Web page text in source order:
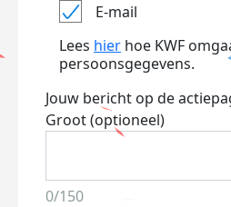
E-mail
Lees hier hoe KWF
persoonsgegevens.
Jouw bericht op de
Groot (optioneel)
0/150